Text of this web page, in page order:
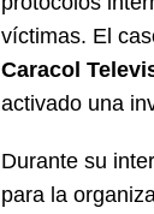
víctimas. El
Caracol
activado una
Durante su
para la